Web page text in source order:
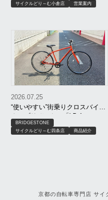
サイクルどり～む小倉店
営業案内
“使いやすい”街乗りクロスバイ
ク！ブリヂストン「LB-1（エル
ビーワン）」
2026.07.25
BRIDGESTONE
サイクルどり～む四条店
商品紹介
京都の自転車専門店 サイ